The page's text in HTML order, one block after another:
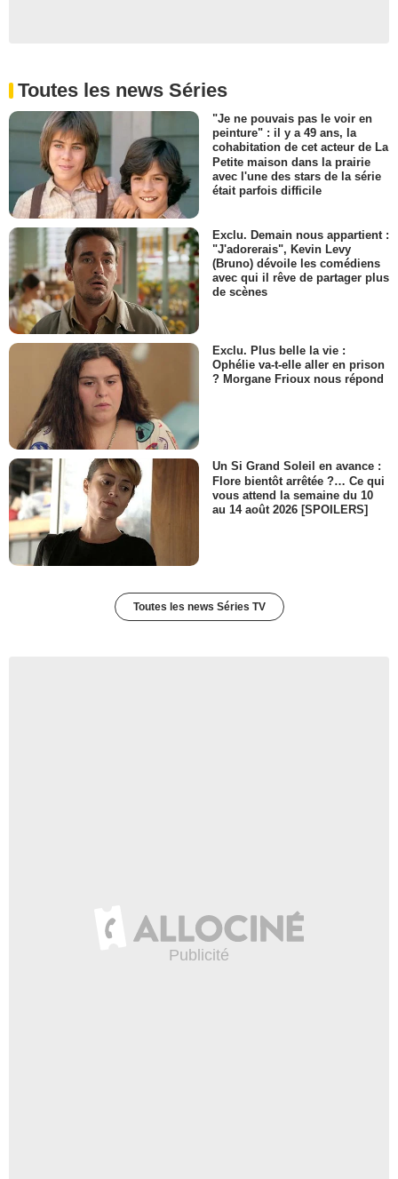
Toutes les news Séries
"Je ne pouvais pas le voir en
peinture" : il y a 49 ans, la
cohabitation de cet acteur de La
Petite maison dans la prairie
avec l'une des stars de la série
était parfois difficile
Exclu. Demain nous appartient :
"J'adorerais", Kevin Levy
(Bruno) dévoile les comédiens
avec qui il rêve de partager plus
de scènes
Exclu. Plus belle la vie :
Ophélie va-t-elle aller en prison
? Morgane Frioux nous répond
Un Si Grand Soleil en avance :
Flore bientôt arrêtée ?… Ce qui
vous attend la semaine du 10
au 14 août 2026 [SPOILERS]
Toutes les news Séries TV